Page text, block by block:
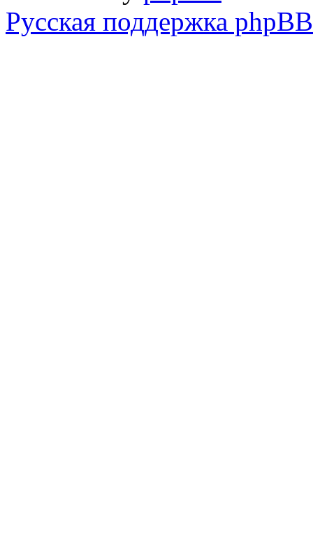
Русская поддержка phpBB